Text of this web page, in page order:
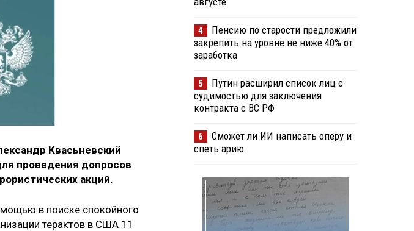
Квасьневский
проведения допросов
акций.
в поиске спокойного
терактов в США 11
4
Пенсию по старости предложили
закрепить на уровне не ниже 40% от
заработка
5
Путин расширил список лиц с
судимостью для заключения
контракта с ВС РФ
6
Сможет ли ИИ написать оперу и
спеть арию